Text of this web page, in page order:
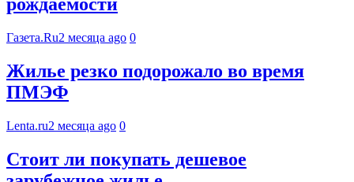
рождаемости
Газета.Ru2 месяца ago 0
Жилье резко подорожало во время
ПМЭФ
Lenta.ru2 месяца ago 0
Стоит ли покупать дешевое